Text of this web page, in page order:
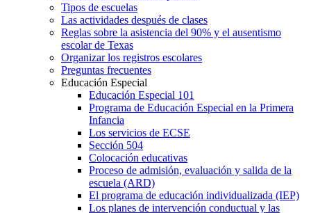
Tipos de escuelas
Las actividades después de clases
Reglas sobre la asistencia del 90% y el ausentismo
escolar de Texas
Organizar los registros escolares
Preguntas frecuentes
Educación Especial
Educación Especial 101
Programa de Educación Especial en la Primera
Infancia
Los servicios de ECSE
Sección 504
Colocación educativas
Proceso de admisión, evaluación y salida de la
escuela (ARD)
El programa de educación individualizada (IEP)
Los planes de intervención conductual y las